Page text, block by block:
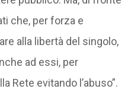
che, per forza e
alla libertà del singolo,
ad essi, per
Rete evitando l’abuso”.